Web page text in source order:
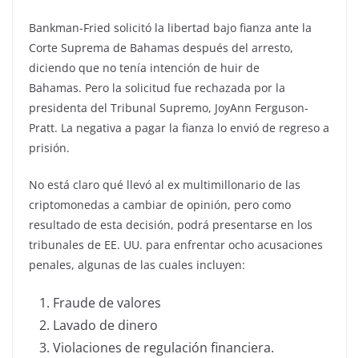
Bankman-Fried solicitó la libertad bajo fianza ante la
Corte Suprema de Bahamas después del arresto,
diciendo que no tenía intención de huir de
Bahamas. Pero la solicitud fue rechazada por la
presidenta del Tribunal Supremo, JoyAnn Ferguson-
Pratt. La negativa a pagar la fianza lo envió de regreso a
prisión.
No está claro qué llevó al ex multimillonario de las
criptomonedas a cambiar de opinión, pero como
resultado de esta decisión, podrá presentarse en los
tribunales de EE. UU. para enfrentar ocho acusaciones
penales, algunas de las cuales incluyen:
Fraude de valores
Lavado de dinero
Violaciones de regulación financiera.